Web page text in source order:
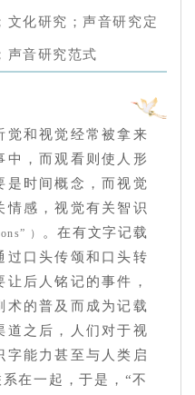
文化研究；声音研究定
声音研究范式
觉和视觉经常被拿来
中，而观看则使人形
是时间概念，而视觉
情感，视觉有关智识
）
。在有文字记载
过口头传颂和口头转
后人铭记的事件，
术的普及而成为记载
道之后，人们对于视
字能力甚至与人类启
在一起，于是，“不